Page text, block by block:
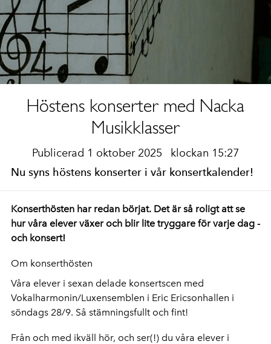
Höstens konserter med Nacka
Musikklasser
Publicerad 1 oktober 2025 klockan 15:27
Nu syns höstens konserter i vår konsertkalender!
Konserthösten har redan börjat. Det är så roligt att se
hur våra elever växer och blir lite tryggare för varje dag -
och konsert!
Om konserthösten
Våra elever i sexan delade konsertscen med
Vokalharmonin/Luxensemblen i Eric Ericsonhallen i
söndags 28/9. Så stämningsfullt och fint!
Från och med ikväll hör, och ser(!) du våra elever i